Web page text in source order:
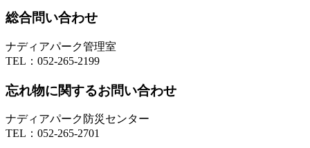
総合問い合わせ
ナディアパーク管理室
TEL： 052-265-2199
忘れ物に関するお問い合わせ
ナディアパーク防災センター
TEL： 052-265-2701